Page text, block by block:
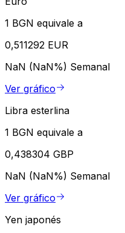
1 BGN equivale a
0,511292 EUR
NaN (NaN%) Semanal
Ver gráfico
Libra esterlina
1 BGN equivale a
0,438304 GBP
NaN (NaN%) Semanal
Ver gráfico
Yen japonés